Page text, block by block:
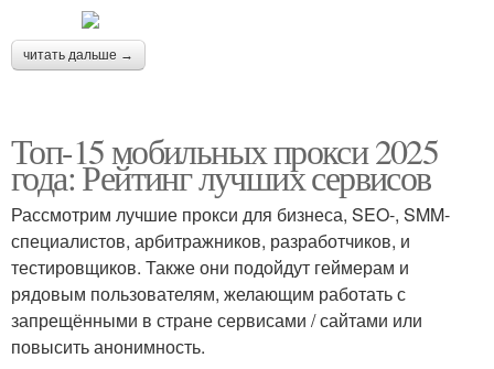
читать дальше →
Топ-15 мобильных прокси 2025
года: Рейтинг лучших сервисов
Рассмотрим лучшие прокси для бизнеса, SEO-, SMM-
специалистов, арбитражников, разработчиков, и
тестировщиков. Также они подойдут геймерам и
рядовым пользователям, желающим работать с
запрещёнными в стране сервисами / сайтами или
повысить анонимность.